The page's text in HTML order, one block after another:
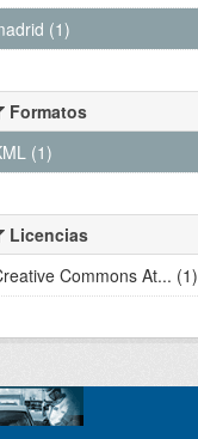
(1)
Formatos
(1)
Licencias
Commons At... (1)